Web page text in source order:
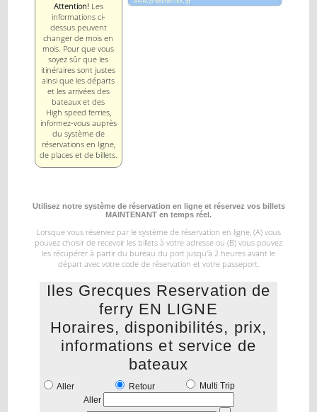
Attention! Les
informations ci-
dessus peuvent
changer de mois en
mois. Pour que vous
soyez sûr que les
itinéraires sont justes
ainsi que les départs
et les arrivées des
bateaux et des
High speed ferries,
informez-vous auprès
du système de
réservations en ligne,
de places et de billets.
Utilisez notre système de réservation en ligne et réservez vos billets
MAINTENANT en temps réel.
Lorsque vous réservez par le système de réservation en ligne, (A) vous
pouvez choisir de recevoir les billets à votre adresse ou (B) vous pouvez
les récupérer à partir du bureau du port jusqu'à 2 heures avant le
départ avec votre code de réservation et votre passeport.
Iles Grecques Reservation de
ferry EN LIGNE
Horaires, disponibilités, prix,
informations et service de
bateaux
Aller Retour
Multi Trip
Aller